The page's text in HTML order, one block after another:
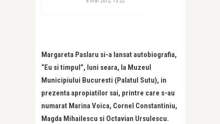
Margareta Paslaru si-a lansat autobiografia,
“Eu si timpul”, luni seara, la Muzeul
Municipiului Bucuresti (Palatul Sutu), in
prezenta apropiatilor sai, printre care s-au
numarat Marina Voica, Cornel Constantiniu,
Magda Mihailescu si Octavian Ursulescu.